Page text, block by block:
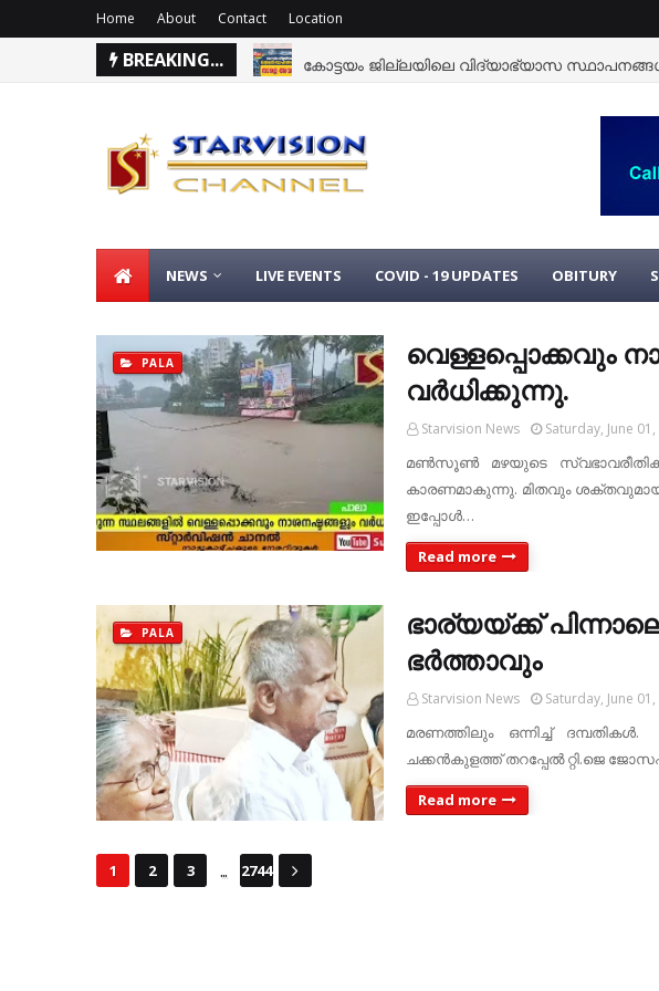
Home About Contact Location
BREAKING... കോട്ടയം ജില്ലയിലെ വിദ്യാഭ്യാസ
NEWS LIVE EVENTS COVID - 19 UPDATES OBITURY
PALA
വെള്ളപ്പൊക്കവും
വര്‍ധിക്കുന്നു.
Starvision News Saturday, June
മണ്‍സൂണ്‍ മഴയുടെ
കാരണമാകുന്നു. മിതവും
ഇപ്പോള്‍…
Read more
PALA
ഭാര്യയ്ക്ക്
ഭര്‍ത്താവും
Starvision News Saturday, June
മരണത്തിലും ഒന്നിച്ച്
ചക്കന്‍കുളത്ത് തറപ്പേല്‍ റ്റി.ജെ
Read more
1 2 3 ... 2744